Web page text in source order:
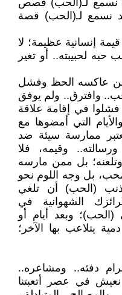
نسمع لـ(الحب) قصص
نسمع لـ(الحب) قصة
إنسانية عظيمة؛ لا
حبه لحبيبته.. أو تغير
عاكسه الحظ وفشل
وافترق.. ولم يوفق
في إقامة علاقة
التي أمضوها مع
ممارسة سيئة ضد
وقيمه، فلا
بل ممن مارسه
بل وجه اللوم نحو
(الحب) أن تلغي
الشهوانية في
وبعد أيام أو
يتلاعب بها الآخر؛
دفئه.. ومشاعره..
نعيش في عصر أتعبتنا